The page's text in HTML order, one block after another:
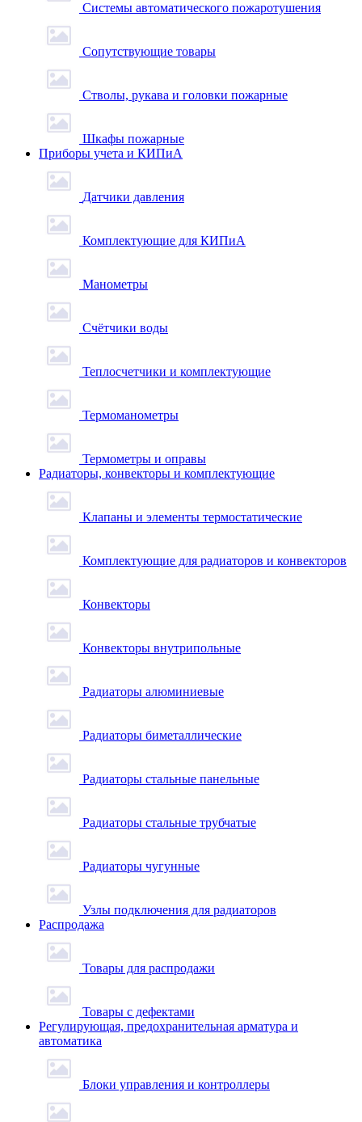
Системы автоматического пожаротушения
Сопутствующие товары
Стволы, рукава и головки пожарные
Шкафы пожарные
Приборы учета и КИПиА
Датчики давления
Комплектующие для КИПиА
Манометры
Счётчики воды
Теплосчетчики и комплектующие
Термоманометры
Термометры и оправы
Радиаторы, конвекторы и комплектующие
Клапаны и элементы термостатические
Комплектующие для радиаторов и конвекторов
Конвекторы
Конвекторы внутрипольные
Радиаторы алюминиевые
Радиаторы биметаллические
Радиаторы стальные панельные
Радиаторы стальные трубчатые
Радиаторы чугунные
Узлы подключения для радиаторов
Распродажа
Товары для распродажи
Товары с дефектами
Регулирующая, предохранительная арматура и
автоматика
Блоки управления и контроллеры